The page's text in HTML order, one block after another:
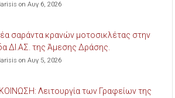
on Αυγ 6, 2026
σαράντα κρανών μοτοσικλέτας στην
ΔΙ.ΑΣ. της Άμεσης Δράσης.
on Αυγ 5, 2026
Λειτουργία των Γραφείων της